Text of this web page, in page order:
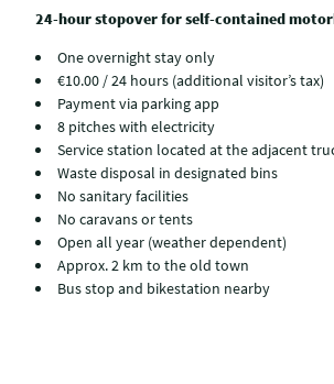
24-hour stopover for self-contained
One overnight stay only
€10.00 / 24 hours (additional visitor’s tax)
Payment via parking app
8 pitches with electricity
Service station located at the adjacent
Waste disposal in designated bins
No sanitary facilities
No caravans or tents
Open all year (weather dependent)
Approx. 2 km to the old town
Bus stop and bikestation nearby